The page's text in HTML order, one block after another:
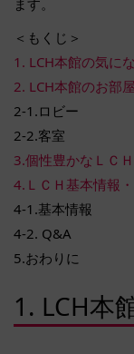
ます。
＜もくじ＞
1. LCH本館の気に
2. LCH本館のお部
2-1.ロビー
2-2.客室
3.個性豊かなＬＣ
4.ＬＣＨ基本情報
4-1.基本情報
4-2. Q&A
5.おわりに
1. LCH本